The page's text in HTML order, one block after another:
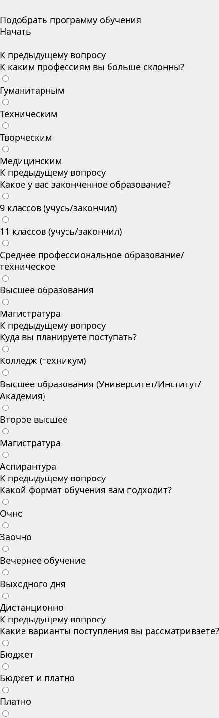
Подобрать программу обучения
Начать
К предыдущему вопросу
К каким профессиям вы больше склонны?
Гуманитарным
Техническим
Творческим
Медицинским
К предыдущему вопросу
Какое у вас законченное образование?
9 классов (учусь/закончил)
11 классов (учусь/закончил)
Среднее профессиональное образование/
техническое
Высшее образования
Магистратура
К предыдущему вопросу
Куда вы планируете поступать?
Колледж (техникум)
Высшее образования (Университет/Институт/
Академия)
Второе высшее
Магистратура
Аспирантура
К предыдущему вопросу
Какой формат обучения вам подходит?
Очно
Заочно
Вечернее обучение
Выходного дня
Дистанционно
К предыдущему вопросу
Какие варианты поступления вы рассматриваете?
Бюджет
Бюджет и платно
Платно